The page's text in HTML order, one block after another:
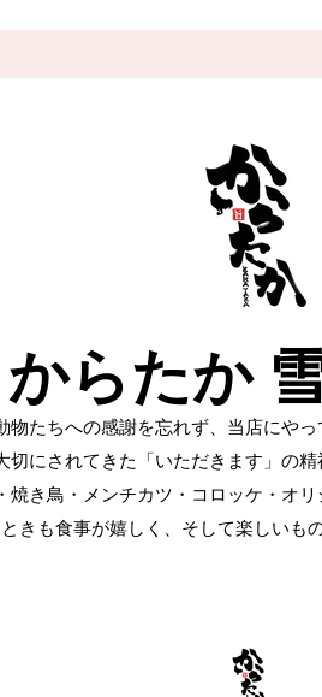
からたか
物たちへの感謝を忘れず、当店にや
切にされてきた「いただきます」の
焼き鳥・メンチカツ・コロッケ・オ
きも食事が嬉しく、そして楽しいも